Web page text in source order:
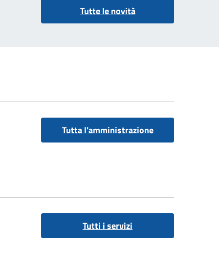
Tutte le novità
Tutta l'amministrazione
Tutti i servizi